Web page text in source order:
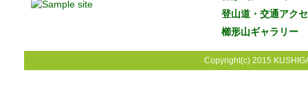
登山道・交通アク
櫛形山ギャラリー
Copyright(c) 2015